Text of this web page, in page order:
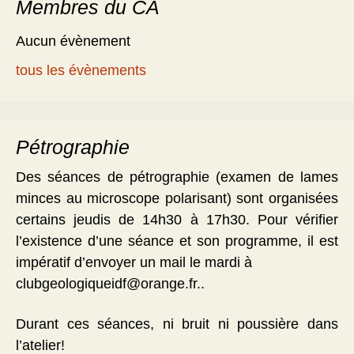
Membres du CA
Aucun évènement
tous les évènements
Pétrographie
Des séances de pétrographie (examen de lames
minces au microscope polarisant) sont organisées
certains jeudis de 14h30 à 17h30. Pour vérifier
l’existence d’une séance et son programme, il est
impératif d’envoyer un mail le mardi à
clubgeologiqueidf@orange.fr..
Durant ces séances, ni bruit ni poussière dans
l’atelier!